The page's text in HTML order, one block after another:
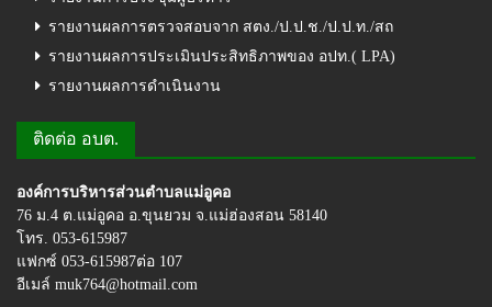
รายงานผลการตรวจสอบจาก สตง./ป.ป.ช./ป.ป.ท./สถ
รายงานผลการประเมินประสิทธิภาพของ อปท.( LPA)
รายงานผลการดำเนินงาน
ติดต่อ อบต.
องค์การบริหารส่วนตำบลแม่อูคอ
76 ม.4 ต.แม่อูคอ อ.ขุนยวม จ.แม่ฮ่องสอน 58140
โทร. 053-615987
แฟกซ์ 053-615987ต่อ 107
อีเมล์ muk764@hotmail.com